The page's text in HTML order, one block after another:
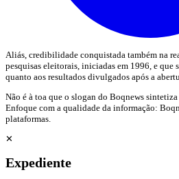
Aliás, credibilidade conquistada também na
pesquisas eleitorais, iniciadas em 1996, e que
quanto aos resultados divulgados após a
Não é à toa que o slogan do Boqnews
Enfoque com a qualidade da informação:
plataformas.
✕
Expediente